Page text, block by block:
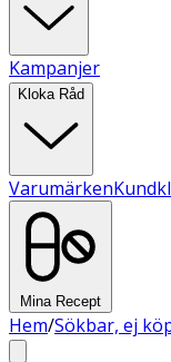
Kampanjer
Kloka Råd
Varumärken
Mina Recept
Hem/Sökbar, ej